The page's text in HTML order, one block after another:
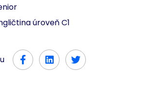
úroveň C1